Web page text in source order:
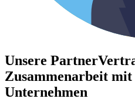
Unsere Partner
Zusammenarbeit mit
Unternehmen